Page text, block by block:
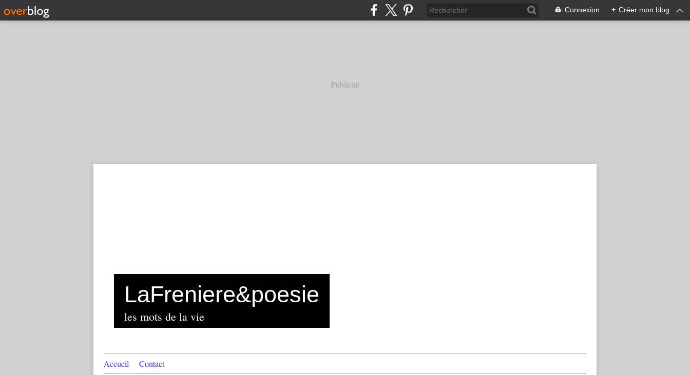
Connexion + Créer mon blog
Publicité
LaFreniere&poesie
les mots de la vie
Accueil Contact